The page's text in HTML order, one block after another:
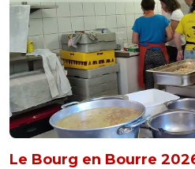
Le Bourg en Bourre